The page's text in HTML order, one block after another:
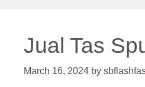
Jual Tas
March 16, 2024 by